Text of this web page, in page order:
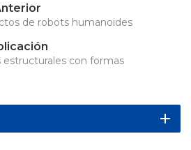
de robots humanoides
estructurales con formas